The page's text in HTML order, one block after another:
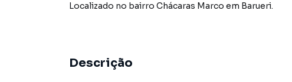
Localizado no bairro Chácaras Marco em Barueri.
Descrição